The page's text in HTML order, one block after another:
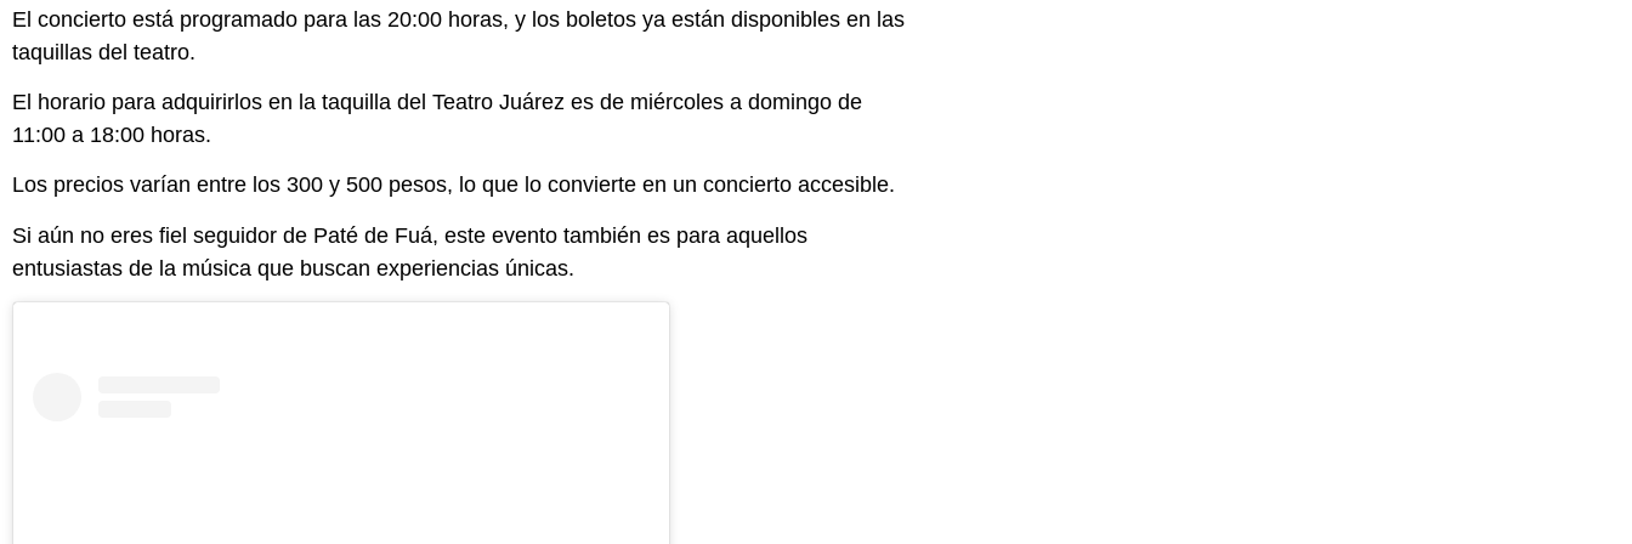
El concierto está programado para las 20:00 horas, y los boletos ya están disponibles en las
taquillas del teatro.
El horario para adquirirlos en la taquilla del Teatro Juárez es de miércoles a domingo de
11:00 a 18:00 horas.
Los precios varían entre los 300 y 500 pesos, lo que lo convierte en un concierto accesible.
Si aún no eres fiel seguidor de Paté de Fuá, este evento también es para aquellos
entusiastas de la música que buscan experiencias únicas.